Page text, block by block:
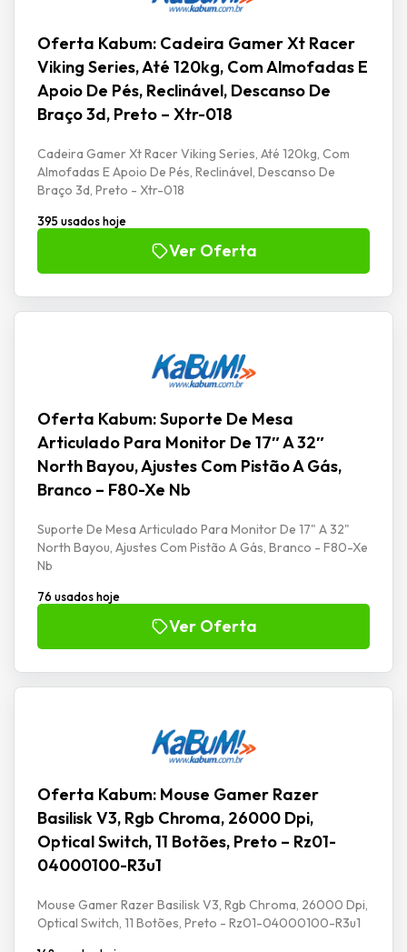
Oferta Kabum: Cadeira Gamer Xt Racer
Viking Series, Até 120kg, Com Almofadas E
Apoio De Pés, Reclinável, Descanso De
Braço 3d, Preto – Xtr-018
Cadeira Gamer Xt Racer Viking Series, Até 120kg, Com
Almofadas E Apoio De Pés, Reclinável, Descanso De
Braço 3d, Preto - Xtr-018
395 usados hoje
Ver Oferta
Oferta Kabum: Suporte De Mesa
Articulado Para Monitor De 17″ A 32″
North Bayou, Ajustes Com Pistão A Gás,
Branco – F80-Xe Nb
Suporte De Mesa Articulado Para Monitor De 17" A 32"
North Bayou, Ajustes Com Pistão A Gás, Branco - F80-Xe
Nb
76 usados hoje
Ver Oferta
Oferta Kabum: Mouse Gamer Razer
Basilisk V3, Rgb Chroma, 26000 Dpi,
Optical Switch, 11 Botões, Preto – Rz01-
04000100-R3u1
Mouse Gamer Razer Basilisk V3, Rgb Chroma, 26000 Dpi,
Optical Switch, 11 Botões, Preto - Rz01-04000100-R3u1